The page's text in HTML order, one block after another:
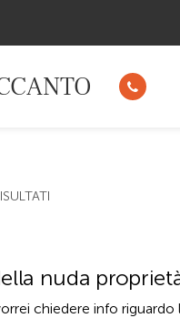
nuda
chiedere info